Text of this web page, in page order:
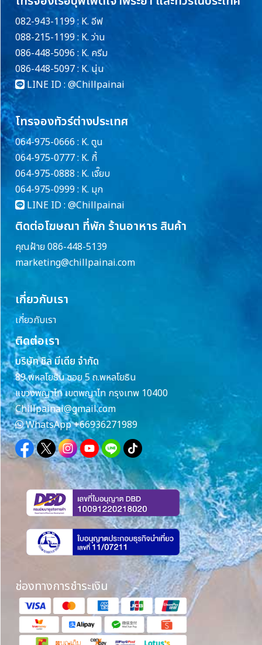
082-943-1199 : K. อีฟ
088-215-1199 : K. ว่าน
086-448-5096 : K. ครีม
086-448-5097 : K. นุ่น
LINE ID : @Chillpainai
โทรจองทัวร์ต่างประเทศ
064-975-0666 : K. ตูน
064-975-0777 : K. กี้
064-975-0888 : K. เจี๊ยบ
064-975-0999 : K. มุก
LINE ID : @Chillpainai
ติดต่อโฆษณา ที่พัก ร้านอาหาร สินค้า
คุณฝ้าย 086-448-5139
marketing@chillpainai.com
เกี่ยวกับเรา
เกี่ยวกับเรา
ติดต่อเรา
บริษัท ชิล มีเดีย จำกัด
89 พหลโยธิน ซอย 5 ถ.พหลโยธิน
แขวงพญาไท เขตพญาไท กรุงเทพ 10400
Chillpainai@gmail.com
WhatsApp+66936271989
ช่องทางการชำระเงิน